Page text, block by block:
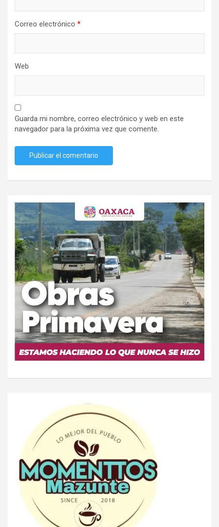
Correo electrónico *
Web
Guarda mi nombre, correo electrónico y web en este
navegador para la próxima vez que comente.